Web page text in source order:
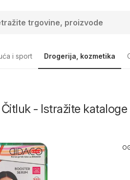
i sport Drogerija, kozmetika
- Istražite